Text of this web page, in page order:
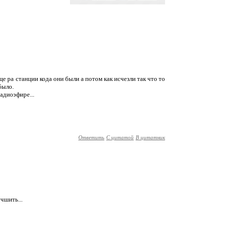
ра станции кода они были а потом как исчезли так что то
Ответить С цитатой В цитатник